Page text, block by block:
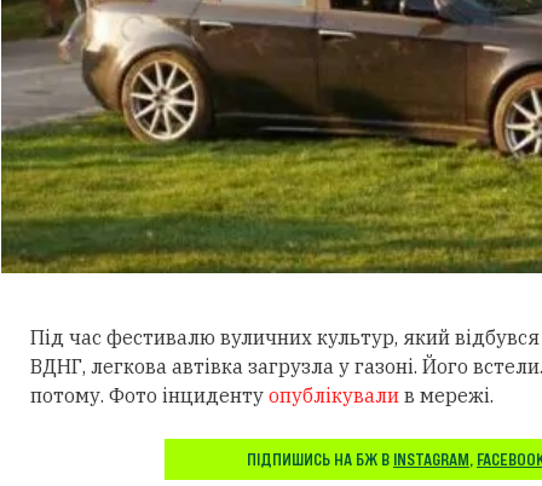
Під час фестивалю вуличних культур, який
ВДНГ, легкова автівка загрузла у газоні. Його
потому. Фото інциденту опублікували в мережі.
ПІДПИШИСЬ НА БЖ В INSTAGRAM,